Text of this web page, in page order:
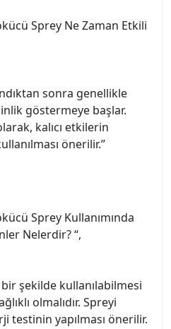
Sprey Ne Zaman Etkili
sonra genellikle
göstermeye başlar.
kalıcı etkilerin
önerilir.”
Sprey Kullanımında
Nelerdir? “,
şekilde kullanılabilmesi
olmalıdır. Spreyi
testinin yapılması önerilir.